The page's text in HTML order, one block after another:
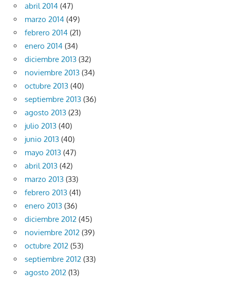
abril 2014 (47)
marzo 2014 (49)
febrero 2014 (21)
enero 2014 (34)
diciembre 2013 (32)
noviembre 2013 (34)
octubre 2013 (40)
septiembre 2013 (36)
agosto 2013 (23)
julio 2013 (40)
junio 2013 (40)
mayo 2013 (47)
abril 2013 (42)
marzo 2013 (33)
febrero 2013 (41)
enero 2013 (36)
diciembre 2012 (45)
noviembre 2012 (39)
octubre 2012 (53)
septiembre 2012 (33)
agosto 2012 (13)